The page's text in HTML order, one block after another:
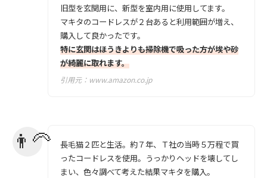
旧型を玄関用に、新型を室内用に使用してます。
マキタのコードレスが２台あると利用範囲が増え、
購入して良かったです。
特に玄関はほうきよりも掃除機で吸った方が埃や砂
が綺麗に取れます。
引用元： www.amazon.co.jp
長毛猫２匹と生活。約７年、Ｔ社の当時５万程で買
ったコードレスを使用。うっかりヘッドを壊してし
まい、色々調べて考えた結果マキタを購入。